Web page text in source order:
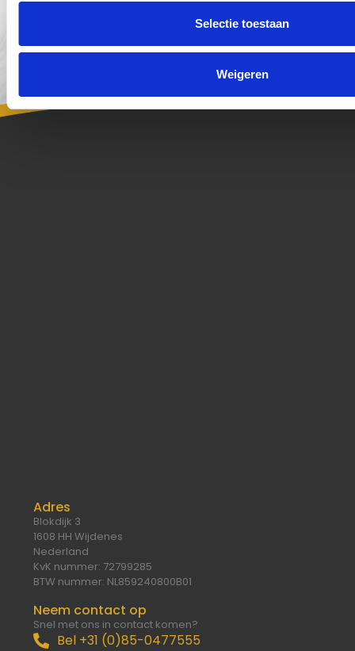
Selectie toestaan
Weigeren
Adres
Blokdijk 3
1608 HH Wijdenes
Nederland
KvK nummer: 72799285
BTW nummer: NL859240800B01
Neem contact op
Snel met ons in contact komen?
Bel +31 (0)85-0477555